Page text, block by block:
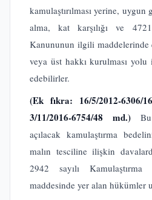
kamulaştırılması yerine,
alma, kat karşılığı ve
Kanununun ilgili maddelerinde
veya üst hakkı kurulması yolu
edebilirler.
(Ek fıkra: 16/5/2012-6306/
3/11/2016-6754/48 md.)
açılacak kamulaştırma
malın tesciline ilişkin
2942 sayılı
maddesinde yer alan hükümler